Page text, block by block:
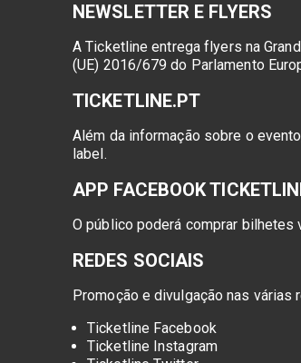
NEWSLETTER E FLYERS
A Ticketline entrega flyers na
(UE) 2016/679 do Parlamento
TICKETLINE.PT
Além da informação sobre o
label.
APP FACEBOOK
O público poderá comprar bilhetes
REDES SOCIAIS
Promoção e divulgação nas várias
Ticketline Facebook
Ticketline Instagram